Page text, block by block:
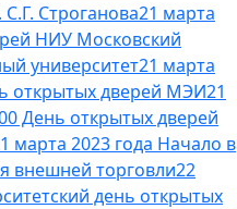
Строганова21 марта
НИУ Московский
университет21 марта
открытых дверей МЭИ21
День открытых дверей
марта 2023 года Начало в
внешней торговли22
день открытых